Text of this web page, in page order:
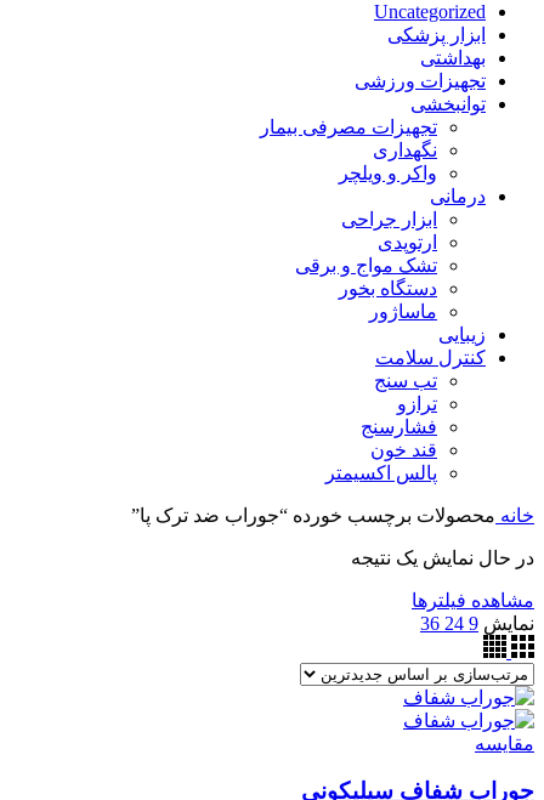
Uncategorized
ابزار پزشکی
بهداشتی
تجهیزات ورزشی
توانبخشی
تجهیزات مصرفی بیمار
نگهداری
واکر و ویلچر
درمانی
ابزار جراحی
ارتوپدی
تشک مواج و برقی
دستگاه بخور
ماساژور
زیبایی
کنترل سلامت
تب سنج
ترازو
فشارسنج
قند خون
پالس اکسیمتر
خانه محصولات برچسب خورده “جوراب ضد ترک پا”
در حال نمایش یک نتیجه
مشاهده فیلترها
نمایش 9
24
36
مقایسه
جوراب شفاف سیلیکونی